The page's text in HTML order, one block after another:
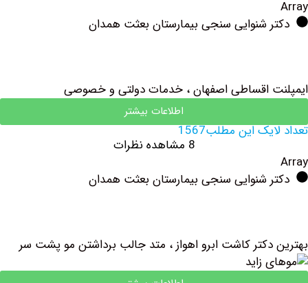
شنوایی سنجی بیمارستان بعثت همدان
اقساطی اصفهان ، خدمات دولتی و خصوصی
اطلاعات بیشتر
این مطلب1567
شنوایی سنجی بیمارستان بعثت همدان
کاشت ابرو اهواز ، متد جالب برداشتن مو پشت سر